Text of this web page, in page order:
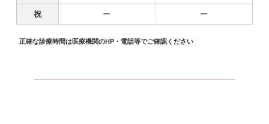
祝 ー ー
正確な診療時間は医療機関のHP・電話等でご確認ください